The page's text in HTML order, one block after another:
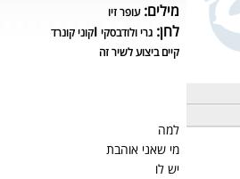
מילים:עופר זיו
לחן: גרי ולודבסקי וקוני קונרד
קיים ביצוע לשיר זה
למה
מי שאני אוהבת
יש לו